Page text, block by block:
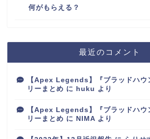
何がもらえる？
最近のコメント
【Apex Legends】『ブラッドハウ
リーまとめ に huku より
【Apex Legends】『ブラッドハウ
リーまとめ に NIMA より